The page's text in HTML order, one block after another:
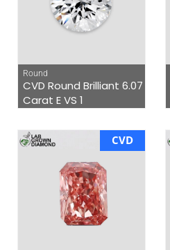
Round
CVD Round Brilliant 6.07
Carat E VS 1
CVD